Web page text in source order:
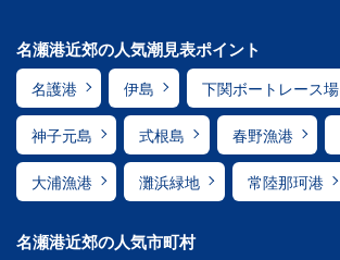
名瀬港近郊の人気潮見表ポイント
名護港 伊島 下関ボートレース場
神子元島 式根島 春野漁港
大浦漁港 灘浜緑地 常陸那珂港
名瀬港近郊の人気市町村